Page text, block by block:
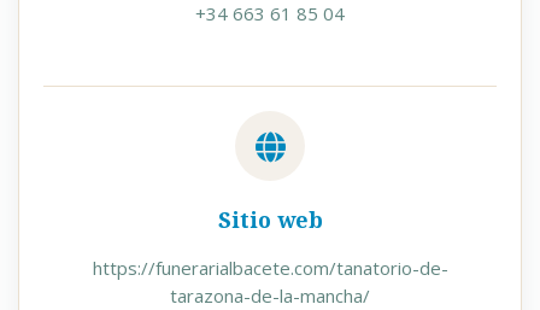
+34 663 61 85 04
Sitio web
https://funerarialbacete.com/tanatorio-de-
tarazona-de-la-mancha/